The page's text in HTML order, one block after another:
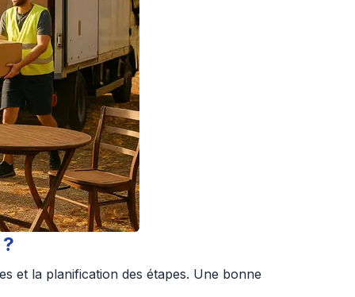
et la planification des étapes. Une bonne